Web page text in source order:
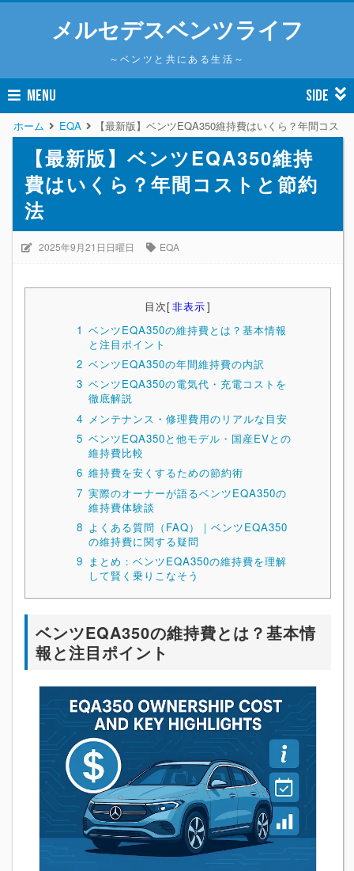
メルセデスベンツライフ
～ベンツと共にある生活～
MENU SIDE
ホーム EQA 【最新版】ベンツEQA350維持費はいくら？年間コスト
【最新版】ベンツEQA350維持
費はいくら？年間コストと節約
法
2025年9月21日日曜日 EQA
目次[非表示]
1 ベンツEQA350の維持費とは？基本情報
と注目ポイント
2 ベンツEQA350の年間維持費の内訳
3 ベンツEQA350の電気代・充電コストを
徹底解説
4 メンテナンス・修理費用のリアルな目安
5 ベンツEQA350と他モデル・国産EVとの
維持費比較
6 維持費を安くするための節約術
7 実際のオーナーが語るベンツEQA350の
維持費体験談
8 よくある質問（FAQ）｜ベンツEQA350
の維持費に関する疑問
9 まとめ：ベンツEQA350の維持費を理解
して賢く乗りこなそう
ベンツEQA350の維持費とは？基本情
報と注目ポイント